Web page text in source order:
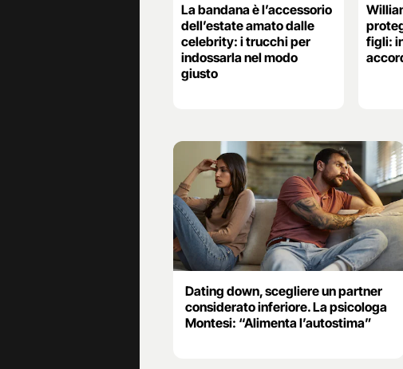
La bandana è l’accessorio
dell’estate amato dalle
celebrity: i trucchi per
indossarla nel modo
giusto
figli:
Dating down, scegliere un partner
considerato inferiore. La psicologa
Montesi: “Alimenta l’autostima”